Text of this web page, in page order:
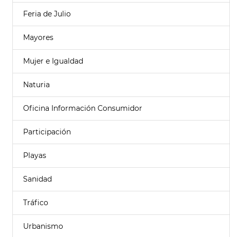
Feria de Julio
Mayores
Mujer e Igualdad
Naturia
Oficina Información Consumidor
Participación
Playas
Sanidad
Tráfico
Urbanismo